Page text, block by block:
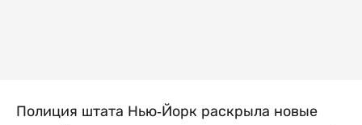
Полиция штата Нью-Йорк раскрыла новые